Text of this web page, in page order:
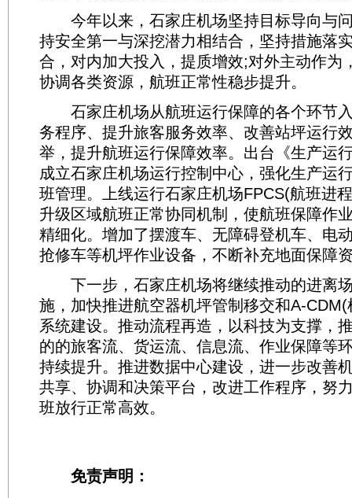
今年以来，石家庄机场坚持目标导向与
持安全第一与深挖潜力相结合，坚持措施落
合，对内加大投入，提质增效;对外主动作为
协调各类资源，航班正常性稳步提升。
石家庄机场从航班运行保障的各个环节
务程序、提升旅客服务效率、改善站坪运行
举，提升航班运行保障效率。出台《生产运
成立石家庄机场运行控制中心，强化生产运
班管理。上线运行石家庄机场FPCS(航班进
升级区域航班正常协同机制，使航班保障作
精细化。增加了摆渡车、无障碍登机车、电
抢修车等机坪作业设备，不断补充地面保障
下一步，石家庄机场将继续推动的进离
施，加快推进航空器机坪管制移交和A-
系统建设。推动流程再造，以科技为支撑，
的的旅客流、货运流、信息流、作业保障等
持续提升。推进数据中心建设，进一步改善
共享、协调和决策平台，改进工作程序，努
班放行正常高效。
免责声明：